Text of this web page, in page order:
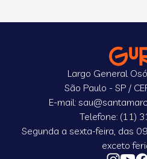
Largo General
São Paulo - SP /
E-mail:
Telefone: (11)
Segunda a sexta-feira, das
exceto